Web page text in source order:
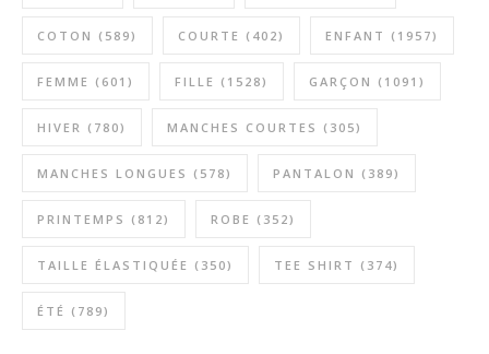
COTON (589) COURTE (402) ENFANT (1957)
FEMME (601) FILLE (1528) GARÇON (1091)
HIVER (780) MANCHES COURTES (305)
MANCHES LONGUES (578) PANTALON (389)
PRINTEMPS (812) ROBE (352)
TAILLE ÉLASTIQUÉE (350) TEE SHIRT (374)
ÉTÉ (789)